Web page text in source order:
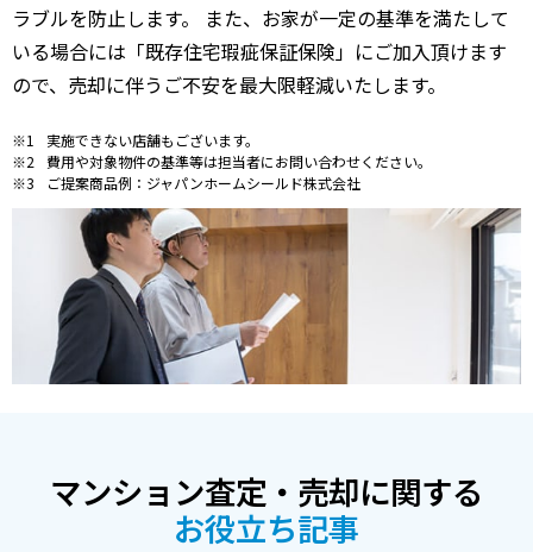
ラブルを防止します。 また、お家が一定の基準を満たして
いる場合には「既存住宅瑕疵保証保険」にご加入頂けます
ので、売却に伴うご不安を最大限軽減いたします。
実施できない店舗もございます。
費用や対象物件の基準等は担当者にお問い合わせください。
ご提案商品例：ジャパンホームシールド株式会社
マンション査定・売却に関する
お役立ち記事